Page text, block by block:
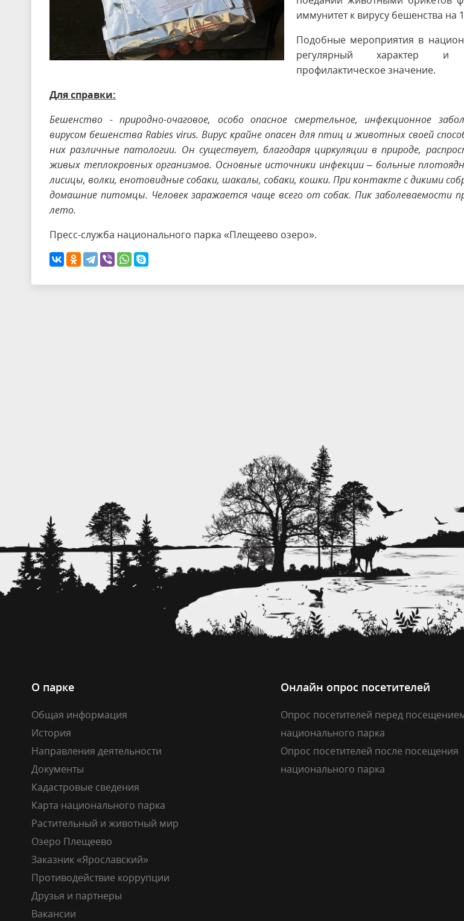
иммунитет к вирусу бешенства на
Подобные мероприятия в
регулярный характер
профилактическое значение.
Для справки:
Бешенство - природно-очаговое, особо опасное смертельное, инфекционное
вирусом бешенства Rabies virus. Вирус крайне опасен для птиц и животных своей
них различные патологии. Он существует, благодаря циркуляции в природе,
живых теплокровных организмов. Основные источники инфекции – больные
лисицы, волки, енотовидные собаки, шакалы, собаки, кошки. При контакте с дикими
домашние питомцы. Человек заражается чаще всего от собак. Пик заболеваемости
лето.
Пресс-служба национального парка «Плещеево озеро».
О парке
Общая информация
История
Направления деятельности
Документы
Кадастровые сведения
Карта национального парка
Растительный и животный мир
Озеро Плещеево
Заказник «Ярославский»
Противодействие коррупции
Друзья и партнеры
Вакансии
Онлайн опрос посетителей
Опрос посетителей перед
национального парка
Опрос посетителей после посещения
национального парка